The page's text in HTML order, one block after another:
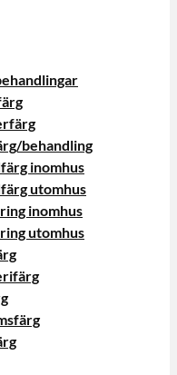
behandling
inomhus
utomhus
inomhus
utomhus